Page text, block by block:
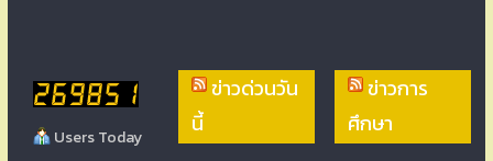
Users Today
ข่าวด่วนวัน
นี้
ข่าวการ
ศึกษา